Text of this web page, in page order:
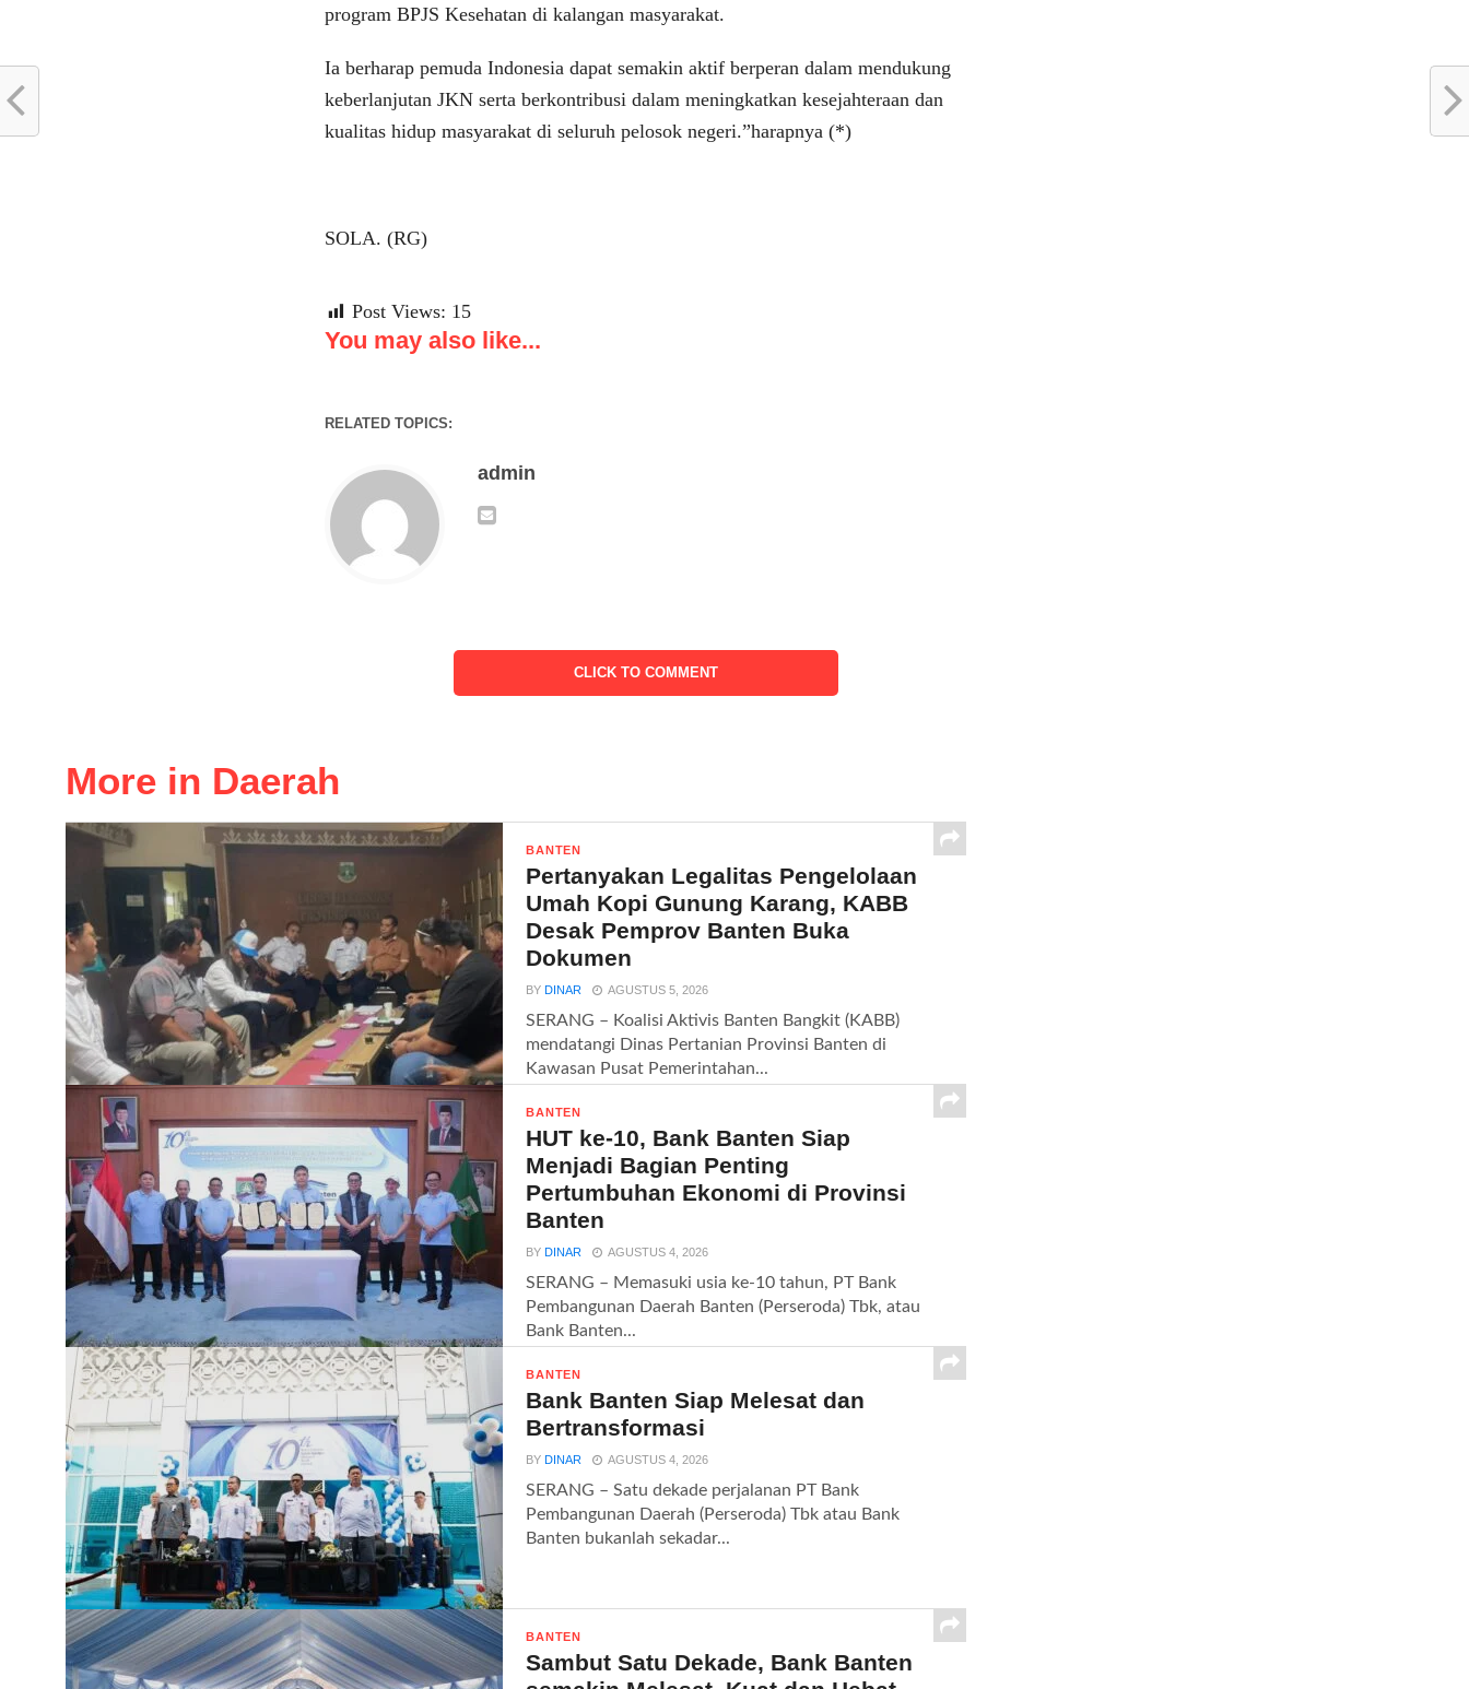
program BPJS Kesehatan di kalangan masyarakat.
Ia berharap pemuda Indonesia dapat semakin aktif berperan dalam mendukung
keberlanjutan JKN serta berkontribusi dalam meningkatkan kesejahteraan dan
kualitas hidup masyarakat di seluruh pelosok negeri.”harapnya (*)
SOLA. (RG)
Post Views: 15
You may also like...
RELATED TOPICS:
admin
CLICK TO COMMENT
More in Daerah
BANTEN
Pertanyakan Legalitas Pengelolaan
Umah Kopi Gunung Karang, KABB
Desak Pemprov Banten Buka
Dokumen
BYDINAR AGUSTUS 5, 2026
SERANG – Koalisi Aktivis Banten Bangkit (KABB)
mendatangi Dinas Pertanian Provinsi Banten di
Kawasan Pusat Pemerintahan...
BANTEN
HUT ke-10, Bank Banten Siap
Menjadi Bagian Penting
Pertumbuhan Ekonomi di Provinsi
Banten
BYDINAR AGUSTUS 4, 2026
SERANG – Memasuki usia ke-10 tahun, PT Bank
Pembangunan Daerah Banten (Perseroda) Tbk, atau
Bank Banten...
BANTEN
Bank Banten Siap Melesat dan
Bertransformasi
BYDINAR AGUSTUS 4, 2026
SERANG – Satu dekade perjalanan PT Bank
Pembangunan Daerah (Perseroda) Tbk atau Bank
Banten bukanlah sekadar...
BANTEN
Sambut Satu Dekade, Bank Banten